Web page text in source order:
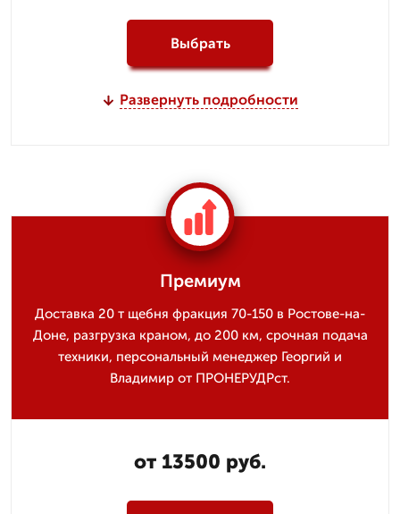
Выбрать
Развернуть подробности
Премиум
Доставка 20 т щебня фракция 70-150 в Ростове-на-
Доне, разгрузка краном, до 200 км, срочная подача
техники, персональный менеджер Георгий и
Владимир от ПРОНЕРУДРст.
от 13500 руб.